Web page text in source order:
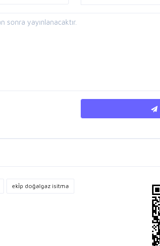
eki̇p doğalgaz isitma